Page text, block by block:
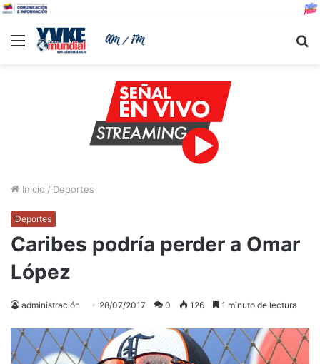
Menu
Inicio / Deportes
Deportes
Caribes podría perder a Omar
López
administración 28/07/2017 0 126 1 minuto de lectura